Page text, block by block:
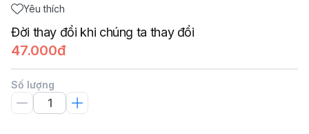
Yêu thích
Đời thay đổi khi chúng ta thay đổi
47.000đ
Số lượng